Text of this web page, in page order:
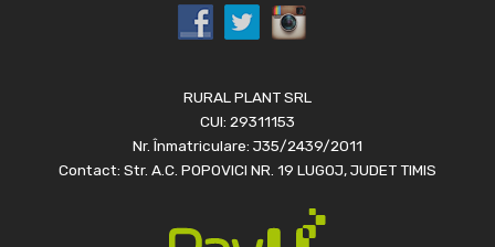
RURAL PLANT SRL
CUI: 29311153
Nr. Înmatriculare: J35/2439/2011
Contact: Str. A.C. POPOVICI NR. 19 LUGOJ, JUDET TIMIS